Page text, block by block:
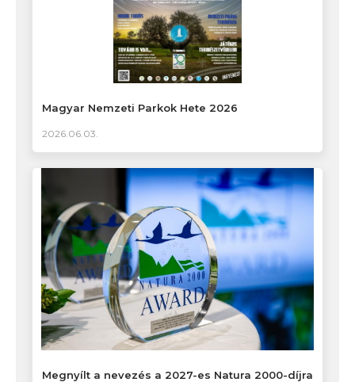
Magyar Nemzeti Parkok Hete 2026
2026.06.03.
Megnyílt a nevezés a 2027-es Natura 2000-díjra